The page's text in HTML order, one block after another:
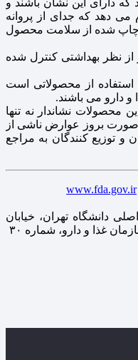
که دارای این نشان باشند و
دهد که جدای از پروانه
شده از سلامت محصول
از نظر بهداشتی کنترل شده
از محصولاتی است
و دارو می باشند.
محصولات نشاندار نه تنها
بروز عوارض ناشی از
و توزیع کنندگان به مراجع
www.fda.gov.ir
دانشگاه تهران، خیابان
غذا و دارو، شماره ۳۰